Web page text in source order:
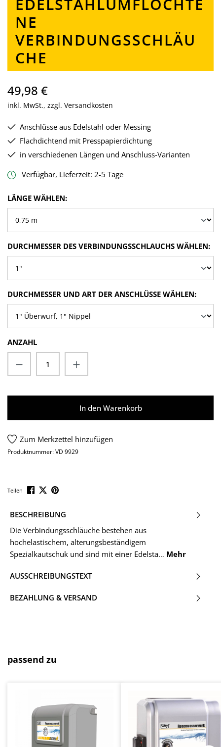
EDELSTAHLUMFLOCHTE
NE
VERBINDUNGSSCHLÄU
CHE
49,98 €
inkl. MwSt., zzgl. Versandkosten
Anschlüsse aus Edelstahl oder Messing
Flachdichtend mit Presspapierdichtung
in verschiedenen Längen und Anschluss-Varianten
Verfügbar, Lieferzeit: 2-5 Tage
LÄNGE WÄHLEN:AUSWÄHLEN
DURCHMESSER DES VERBINDUNGSSCHLAUCHS WÄHLEN:
DURCHMESSER UND ART DER ANSCHLÜSSE WÄHLEN:
ANZAHL
Produkt Anzahl: Gib den gewünschten
In den Warenkorb
Zum Merkzettel hinzufügen
Produktnummer:VD 9929
Teilen
BESCHREIBUNG
Die Verbindungsschläuche bestehen aus
hochelastischem, alterungsbeständigem
Spezialkautschuk und sind mit einer Edelsta… Mehr
AUSSCHREIBUNGSTEXT
BEZAHLUNG & VERSAND
Produktgalerie überspringen
passend zu